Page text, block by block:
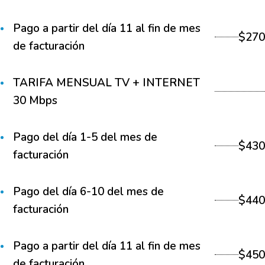
Pago a partir del día 11 al fin de mes
de facturación
$270
TARIFA MENSUAL TV + INTERNET
30 Mbps
Pago del día 1-5 del mes de
facturación
$430
Pago del día 6-10 del mes de
facturación
$440
Pago a partir del día 11 al fin de mes
$450